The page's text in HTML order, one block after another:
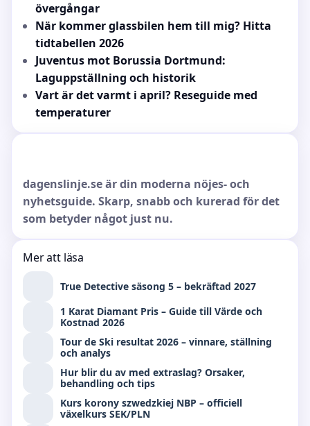
övergångar
När kommer glassbilen hem till mig? Hitta
tidtabellen 2026
Juventus mot Borussia Dortmund:
Laguppställning och historik
Vart är det varmt i april? Reseguide med
temperaturer
dagenslinje.se är din moderna nöjes- och
nyhetsguide. Skarp, snabb och kurerad för det
som betyder något just nu.
Mer att läsa
True Detective säsong 5 – bekräftad 2027
1 Karat Diamant Pris – Guide till Värde och
Kostnad 2026
Tour de Ski resultat 2026 – vinnare, ställning
och analys
Hur blir du av med extraslag? Orsaker,
behandling och tips
Kurs korony szwedzkiej NBP – officiell
växelkurs SEK/PLN